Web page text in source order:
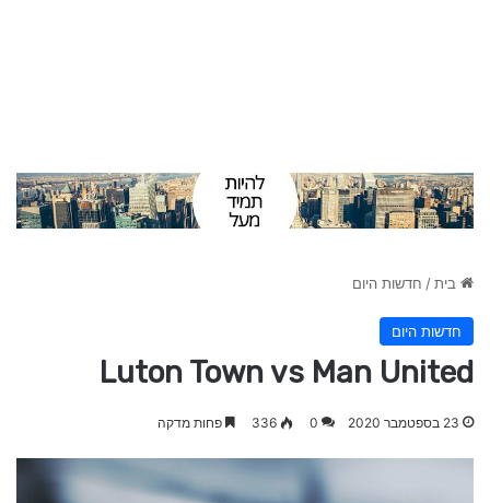
בית/ חדשות היום
חדשות היום
Luton Town vs Man United
23 בספטמבר 2020 0
336 פחות מדקה